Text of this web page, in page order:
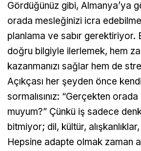
Gördüğünüz gibi, Almanya’ya
orada mesleğinizi icra
planlama ve sabır gerektiriyor.
doğru bilgiyle ilerlemek, hem
kazanmanızı sağlar hem de
Açıkçası her şeyden önce
sormalısınız: “Gerçekten
muyum?” Çünkü iş sadece
bitmiyor; dil, kültür,
Hepsine adapte olmak zaman